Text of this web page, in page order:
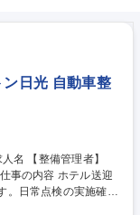
ン日光 自動車整
。日常点検の実施確認
ナンス指示などを担当